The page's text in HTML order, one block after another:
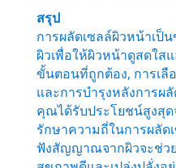
สรุป
การผลัดเซลล์ผิวหน้าเ
ผิวเพื่อให้ผิวหน้าดูสดใส
ขั้นตอนที่ถูกต้อง, การเ
และการบำรุงหลังการผ
คุณได้รับประโยชน์สูงสุด
รักษาความถี่ในการผลัด
ฟังสัญญาณจากผิวจะช่ว